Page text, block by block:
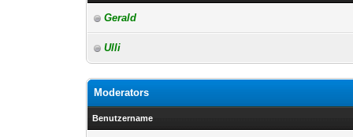
Gerald
Ulli
Moderators
Benutzername